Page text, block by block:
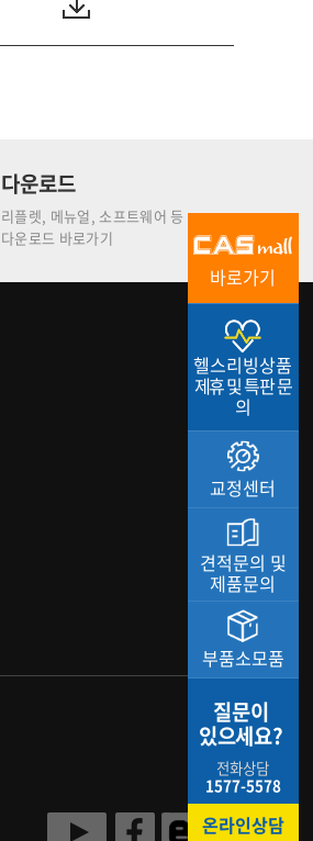
다운로드
리플렛, 메뉴얼, 소프트웨어 등
다운로드 바로가기
바로가기
헬스리빙상품
제휴 및 특판 문
의
교정센터
견적문의 및
제품문의
부품소모품
질문이
있으세요?
전화상담
1577-5578
온라인상담